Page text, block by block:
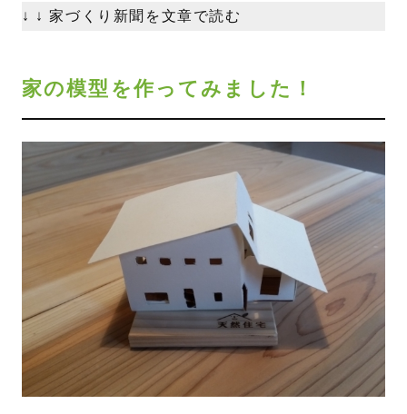
↓ ↓ 家づくり新聞を文章で読む
家の模型を作ってみました！